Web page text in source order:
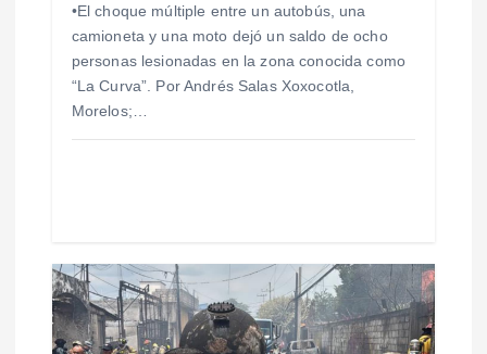
s
•El choque múltiple entre un autobús, una
camioneta y una moto dejó un saldo de ocho
personas lesionadas en la zona conocida como
“La Curva”. Por Andrés Salas Xoxocotla,
Morelos;…